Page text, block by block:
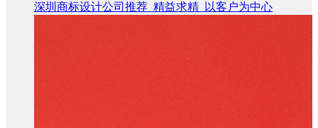
深圳商标设计公司推荐_精益求精_以客户为中心